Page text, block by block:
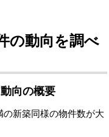
の動向を調べ
向の概要
新築同様の物件数が大